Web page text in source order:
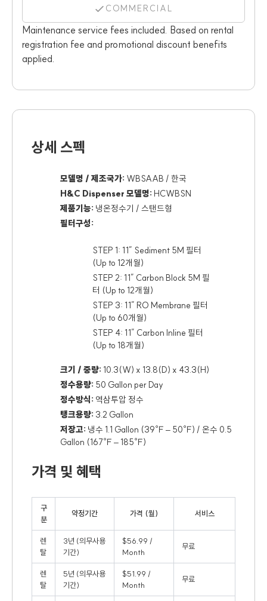
COMMERCIAL
Maintenance service fees included. Based on rental
registration fee and promotional discount benefits
applied.
상세 스펙
모델명 / 제조국가: WBSAAB / 한국
H&C Dispenser 모델명: HCWBSN
제품기능: 냉온정수기 / 스탠드형
필터구성:
STEP 1: 11” Sediment 5M 필터
(Up to 12개월)
STEP 2: 11” Carbon Block 5M 필
터 (Up to 12개월)
STEP 3: 11” RO Membrane 필터
(Up to 60개월)
STEP 4: 11” Carbon Inline 필터
(Up to 18개월)
크기 / 중량: 10.3(W) x 13.8(D) x 43.3(H)
정수용량: 50 Gallon per Day
정수방식: 역삼투압 정수
탱크용량: 3.2 Gallon
저장고: 냉수 1.1 Gallon (39℉ – 50℉) / 온수 0.5
Gallon (167℉ – 185℉)
가격 및 혜택
구
분
약정기간 가격 (월) 서비스
렌
탈
3년 (의무사용
기간)
$56.99 /
Month
무료
렌
탈
5년 (의무사용
기간)
$51.99 /
Month
무료